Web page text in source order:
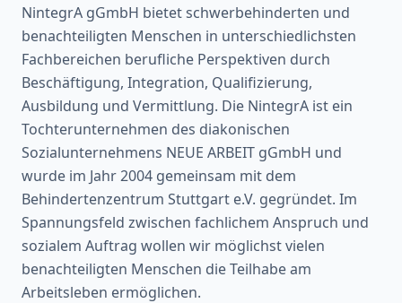
NintegrA gGmbH bietet schwerbehinderten und
benachteiligten Menschen in unterschiedlichsten
Fachbereichen berufliche Perspektiven durch
Beschäftigung, Integration, Qualifizierung,
Ausbildung und Vermittlung. Die NintegrA ist ein
Tochterunternehmen des diakonischen
Sozialunternehmens NEUE ARBEIT gGmbH und
wurde im Jahr 2004 gemeinsam mit dem
Behindertenzentrum Stuttgart e.V. gegründet. Im
Spannungsfeld zwischen fachlichem Anspruch und
sozialem Auftrag wollen wir möglichst vielen
benachteiligten Menschen die Teilhabe am
Arbeitsleben ermöglichen.